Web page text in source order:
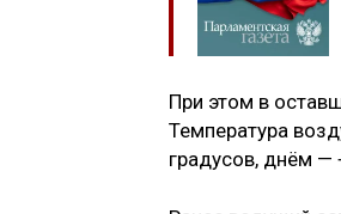
При этом в
Температура
градусов, днём —